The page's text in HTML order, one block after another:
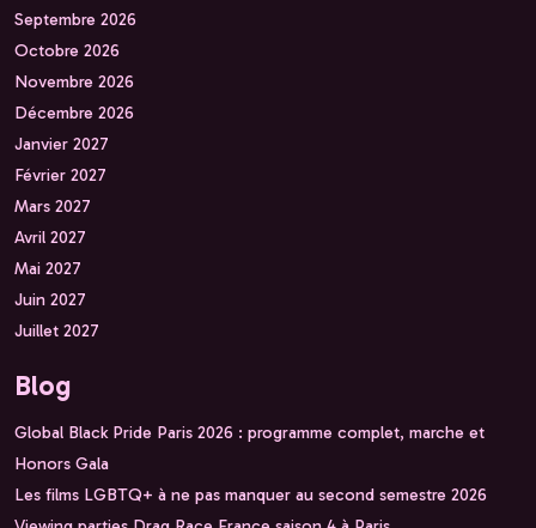
Septembre 2026
Octobre 2026
Novembre 2026
Décembre 2026
Janvier 2027
Février 2027
Mars 2027
Avril 2027
Mai 2027
Juin 2027
Juillet 2027
Blog
Global Black Pride Paris 2026 : programme complet, marche et
Honors Gala
Les films LGBTQ+ à ne pas manquer au second semestre 2026